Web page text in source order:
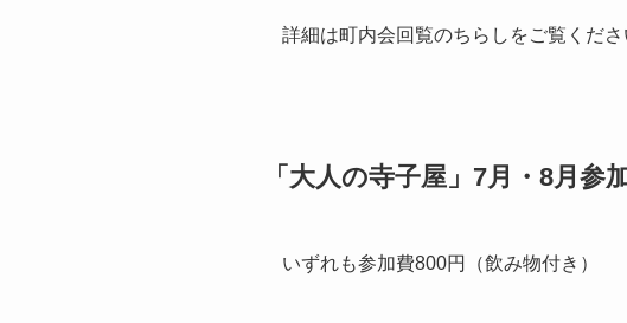
詳細は町内会回覧のちらしをご覧くださ
「大人の寺子屋」7月・8月参
いずれも参加費800円（飲み物付き）